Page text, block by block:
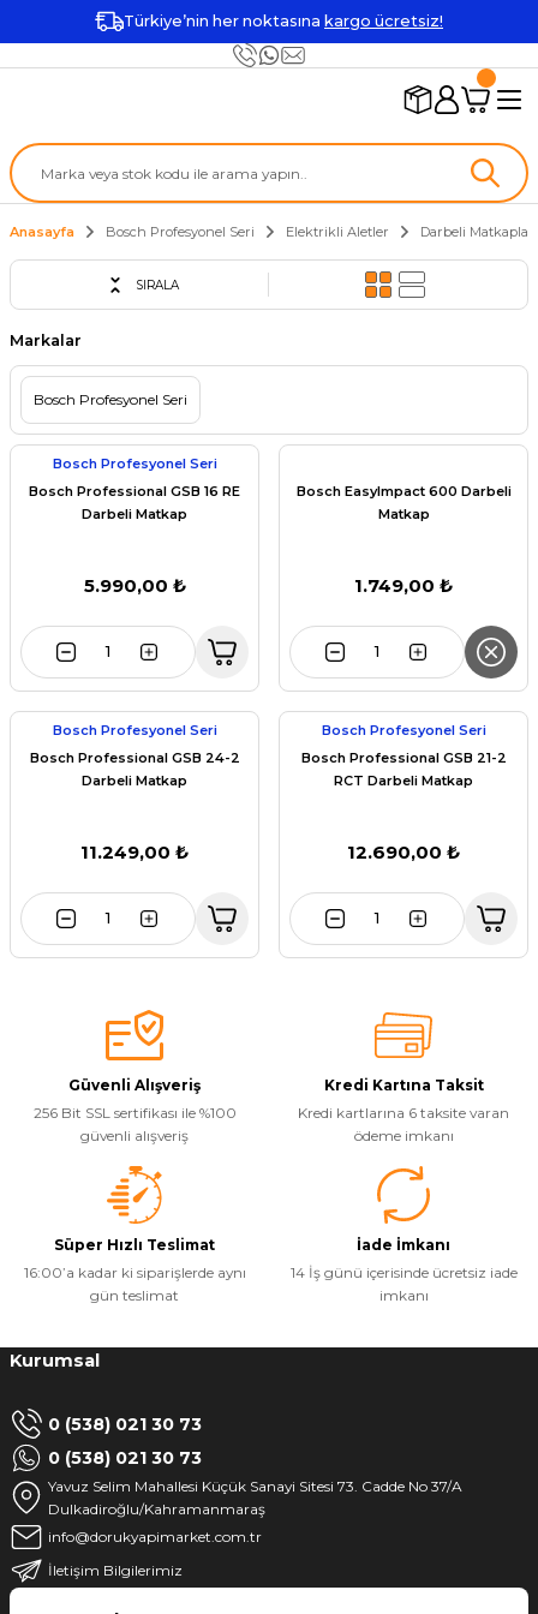
Türkiye’nin her noktasına kargo ücretsiz!
Anasayfa Bosch Profesyonel Seri Elektrikli Aletler Darbeli Matkaplar
SIRALA
Markalar
Bosch Profesyonel Seri
Bosch Profesyonel Seri
Bosch Professional GSB 16 RE
Darbeli Matkap
5.990,00 ₺
Bosch EasyImpact 600 Darbeli
Matkap
1.749,00 ₺
Bosch Profesyonel Seri
Bosch Professional GSB 24-2
Darbeli Matkap
11.249,00 ₺
Bosch Profesyonel Seri
Bosch Professional GSB 21-2
RCT Darbeli Matkap
12.690,00 ₺
Güvenli Alışveriş
256 Bit SSL sertifikası ile %100
güvenli alışveriş
Kredi Kartına Taksit
Kredi kartlarına 6 taksite varan
ödeme imkanı
Süper Hızlı Teslimat
16:00’a kadar ki siparişlerde aynı
gün teslimat
İade İmkanı
14 İş günü içerisinde ücretsiz iade
imkanı
Kurumsal
0 (538) 021 30 73
0 (538) 021 30 73
Yavuz Selim Mahallesi Küçük Sanayi Sitesi 73. Cadde No 37/A
Dulkadiroğlu/Kahramanmaraş
info@dorukyapimarket.com.tr
İletişim Bilgilerimiz